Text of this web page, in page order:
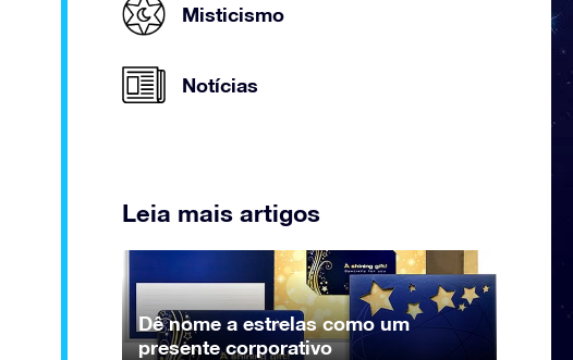
Misticismo
Notícias
Leia mais artigos
Dê nome a estrelas como um
presente corporativo